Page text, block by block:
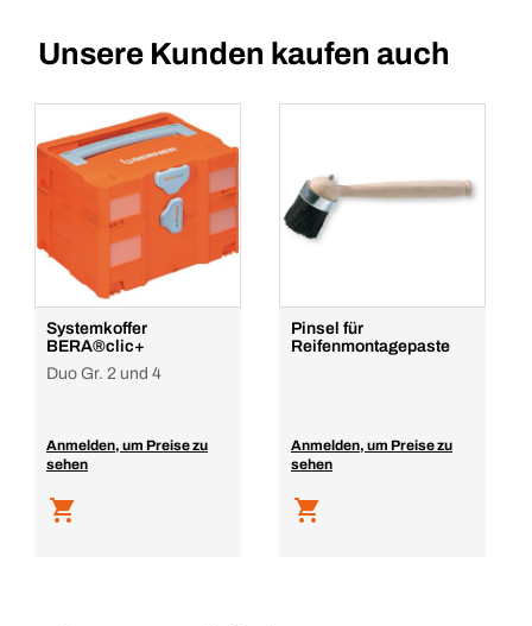
Unsere Kunden kaufen auch
Systemkoffer
BERA®clic+
Duo Gr. 2 und 4
Anmelden, um Preise zu
sehen
Pinsel für
Reifenmontagepaste
Anmelden, um Preise zu
sehen